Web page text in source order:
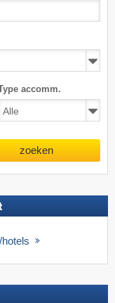
accomm.
zoeken